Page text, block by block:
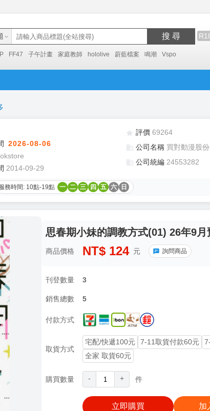
搜 尋
FF47 子午計畫 家庭教師 hololive 蔚藍檔案 鳴潮 Vspo
2026-08-06
2014-09-29
評價 69264
公司名稱 買對動漫股
公司統編 24553282
務時間: 10點-19點 一 二 三 四 五 六 日
思春期小妹的調教方式(01) 26年9
商品價格 NT$ 124 元 詢問商品
刊登數量 3
銷售總數 5
付款方式
取貨方式
宅配/快遞100元 7-11取貨付款60元
全家 取貨60元
購買數量 - + 件
立即購買 加